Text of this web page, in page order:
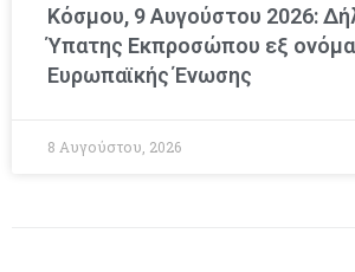
Κόσμου, 9 Αυγούστου 2026:
Ύπατης Εκπροσώπου εξ
Ευρωπαϊκής Ένωσης
8 Αυγούστου, 2026